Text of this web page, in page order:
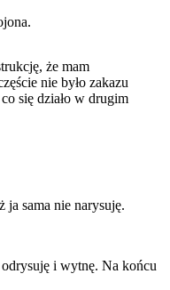
że mam
nie było zakazu
się działo w drugim
ja sama nie narysuję.
i wytnę. Na końcu